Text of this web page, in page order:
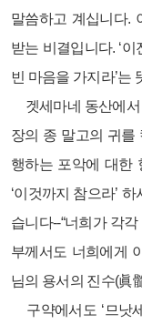
말씀하고 계십니다.
받는 비결입니다. ‘
빈 마음을 가지라’는
겟세마네 동산에
장의 종 말고의 귀를
행하는 포악에 대한
‘이것까지 참으라’
습니다--“너희가 각
부께서도 너희에게
님의 용서의 진수(眞
구약에서도 ‘므낫